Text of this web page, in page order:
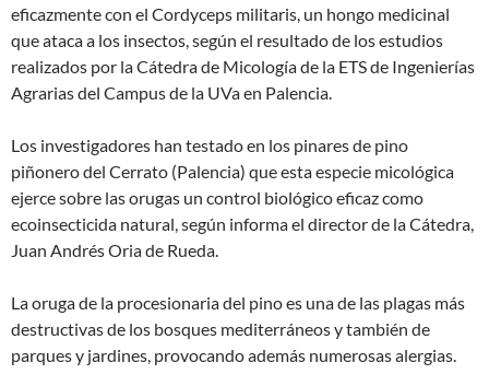
eficazmente con el Cordyceps militaris, un hongo medicinal
que ataca a los insectos, según el resultado de los estudios
realizados por la Cátedra de Micología de la ETS de Ingenierías
Agrarias del Campus de la UVa en Palencia.
Los investigadores han testado en los pinares de pino
piñonero del Cerrato (Palencia) que esta especie micológica
ejerce sobre las orugas un control biológico eficaz como
ecoinsecticida natural, según informa el director de la Cátedra,
Juan Andrés Oria de Rueda.
La oruga de la procesionaria del pino es una de las plagas más
destructivas de los bosques mediterráneos y también de
parques y jardines, provocando además numerosas alergias.